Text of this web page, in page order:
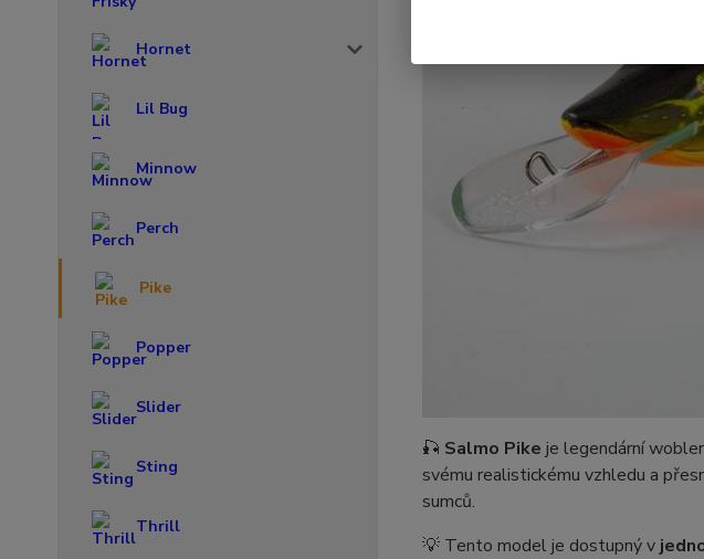
Hornet
Lil Bug
Minnow
Perch
Pike
Popper
Slider
Sting
Thrill
🎣 Salmo Pike je legendární
svému realistickému vzhledu a
sumců.
💡 Tento model je dostupný v